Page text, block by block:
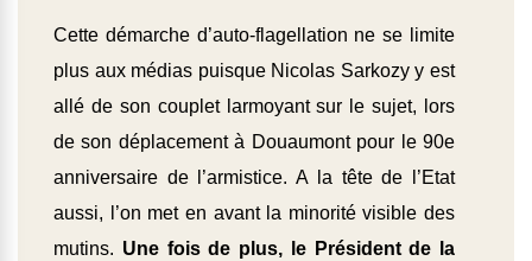
Cette démarche d’auto-flagellation ne se limite
plus aux médias puisque Nicolas Sarkozy y est
allé de son couplet larmoyant sur le sujet, lors
de son déplacement à Douaumont pour le 90e
anniversaire de l’armistice. A la tête de l’Etat
aussi, l’on met en avant la minorité visible des
mutins. Une fois de plus, le Président de la